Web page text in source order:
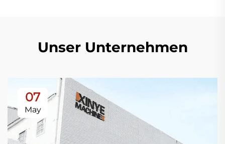
Unser Unternehmen
07
May